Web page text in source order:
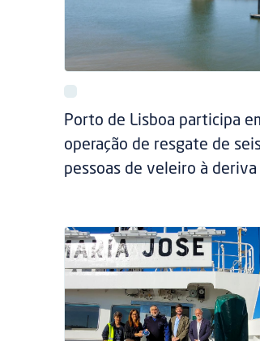
Porto de Lisboa participa
operação de resgate de
pessoas de veleiro à deriva